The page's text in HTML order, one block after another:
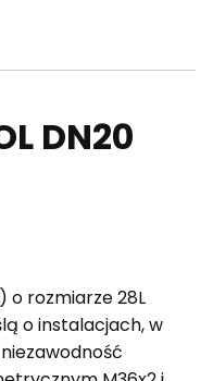
DN20
o rozmiarze 28L
o instalacjach, w